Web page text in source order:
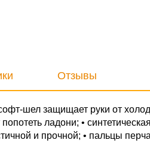
Отзывы
шел защищает руки от
ладони; •
и прочной; • пальцы